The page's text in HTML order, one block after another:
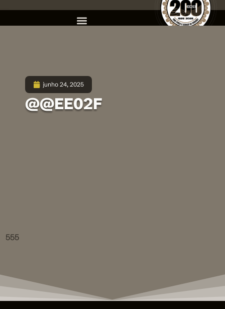
junho 24, 2025
@@EE02F
555